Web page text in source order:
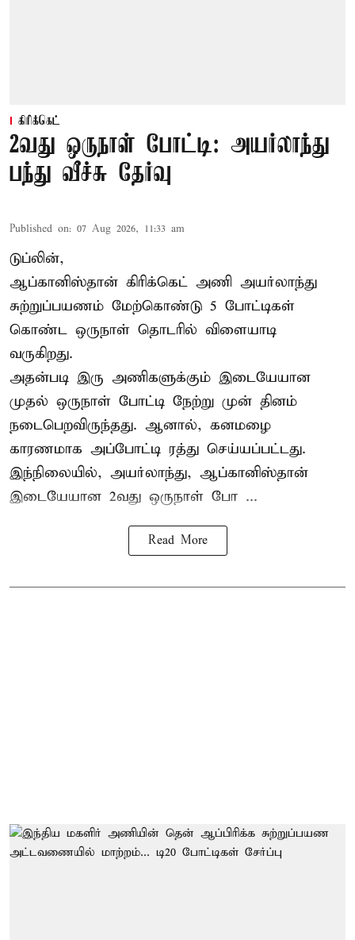
கிரிக்கெட்
2வது ஒருநாள் போட்டி: அயர்லாந்து
பந்து வீச்சு தேர்வு
Published on: 07 Aug 2026, 11:33 am
டுப்லின்,
ஆப்கானிஸ்தான் கிரிக்கெட் அணி அயர்லாந்து
சுற்றுப்பயணம் மேற்கொண்டு 5 போட்டிகள்
கொண்ட ஒருநாள் தொடரில் விளையாடி
வருகிறது.
அதன்படி இரு அணிகளுக்கும் இடையேயான
முதல் ஒருநாள் போட்டி நேற்று முன் தினம்
நடைபெறவிருந்தது. ஆனால், கனமழை
காரணமாக அப்போட்டி ரத்து செய்யப்பட்டது.
இந்நிலையில், அயர்லாந்து, ஆப்கானிஸ்தான்
இடையேயான 2வது ஒருநாள் போ ...
Read More